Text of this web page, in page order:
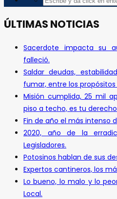
ÚLTIMAS NOTICIAS
Sacerdote impacta su
falleció.
Saldar deudas,
fumar, entre los
Misión cumplida, 25 mil
piso a techo, es tu
Fin de año el más intenso
2020, año de la
Legisladores.
Potosinos hablan de sus
Expertos cantineros, los
Lo bueno, lo malo y lo
Local.